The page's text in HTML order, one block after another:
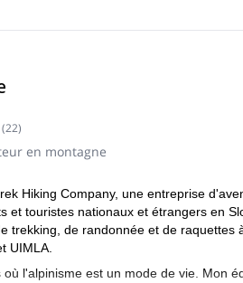
(22)
en montagne
Hiking Company, une entreprise
et touristes nationaux et étrangers en
trekking, de randonnée et de
UIMLA.
l'alpinisme est un mode de vie. Mon